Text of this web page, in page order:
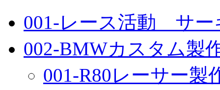
001-レース活動 サー
002-BMWカスタム製
001-R80レーサー製